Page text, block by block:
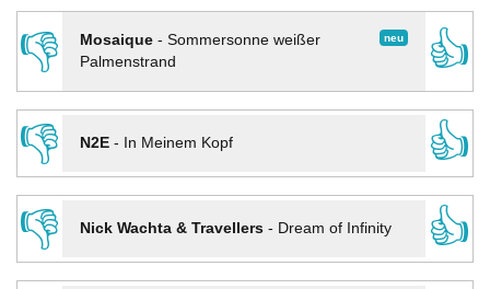
👎
neu
Mosaique- Sommersonne weißer
Palmenstrand
👍
👎
N2E- In Meinem Kopf
👍
👎
Nick Wachta & Travellers- Dream of Infinity
👍